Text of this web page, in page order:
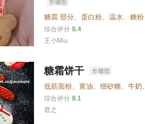
糖霜 部分 蛋白粉 温水 糖粉
综合评分 8.4
王小Miu
糖霜饼干
低筋面粉 黄油 细砂糖 牛奶
综合评分 8.1
君之